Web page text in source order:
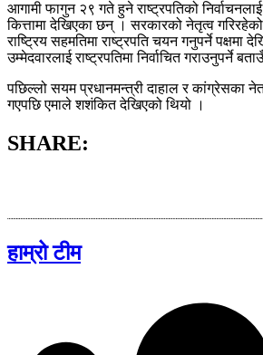
आगामी फागुन २९ गते हुने राष्ट्रपतिको
कित्तामा देखिएका छन् । सरकारको नेतृत्व
राष्ट्रिय सहमतिमा राष्ट्रपति चयन गनुपर्ने
उम्मेदवारलाई राष्ट्रपतिमा निर्वाचित गराउनुपर्ने
पछिल्लो सयम प्रधानमन्त्री दाहाल र कांग्रेसका
गएपछि एमाले शशंकित देखिएको थियो ।
SHARE:
हाम्रो टीम